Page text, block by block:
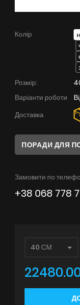
Технічна
FAQ
Сервіс
Інструкції
Колір
Розмір:
Варіанти роботи
Доставка
ПОРАДИ ДЛЯ
Замовити по
+38 068 778